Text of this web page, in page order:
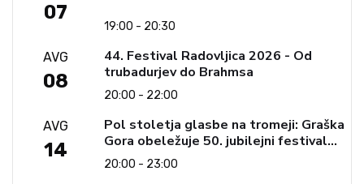
07
19:00 - 20:30
AVG
08
44. Festival Radovljica 2026 - Od
trubadurjev do Brahmsa
20:00 - 22:00
AVG
14
Pol stoletja glasbe na tromeji: Graška
Gora obeležuje 50. jubilejni festival
narodno-zabavne glasbe
20:00 - 23:00